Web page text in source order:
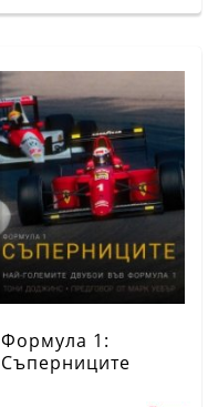
Формула 1:
Съперниците